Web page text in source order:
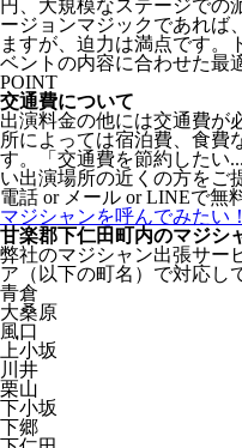
円、大規模なステージでの
ージョンマジックであれば、
ますが、迫力は満点です。
ベントの内容に合わせた最
POINT
交通費について
出演料金の他には交通費が
所によっては宿泊費、食費
す。「交通費を節約したい
い出演場所の近くの方をご
電話 or メール or LINEで無
マジシャンを呼んでみたい！
甘楽郡下仁田町内のマジシ
弊社のマジシャン出張サー
ア（以下の町名）で対応し
青倉
大桑原
風口
上小坂
川井
栗山
下小坂
下郷